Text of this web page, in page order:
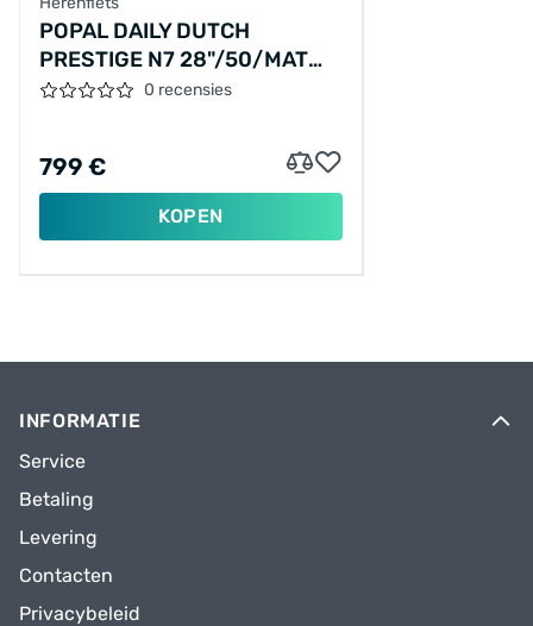
POPAL DAILY DUTCH
PRESTIGE N7 28"/50/MAT
ZWART/PS01M2200150NN71,28-
0 recensies
799 €
KOPEN
INFORMATIE
Service
Betaling
Levering
Contacten
Privacybeleid